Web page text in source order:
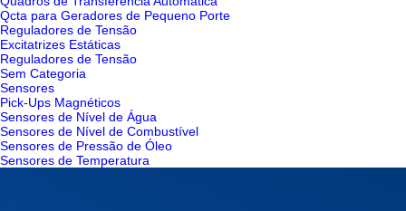
Qcta para Geradores de Pequeno Porte
Reguladores de Tensão
Excitatrizes Estáticas
Reguladores de Tensão
Sem Categoria
Sensores
Pick-Ups Magnéticos
Sensores de Nível de Água
Sensores de Nível de Combustível
Sensores de Pressão de Óleo
Sensores de Temperatura